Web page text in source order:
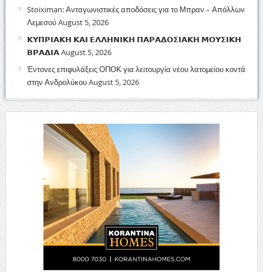
Stoiximan: Ανταγωνιστικές αποδόσεις για το Μπραν – Απόλλων
ΛεμεσούAugust 5, 2026
𝝟𝝪𝝥𝝦𝝞𝝖𝝟𝝜 𝝟𝝖𝝞 𝝚𝝠𝝠𝝜𝝢𝝞𝝟𝝜 𝝥𝝖𝝦𝝖𝝙𝝤𝝨𝝞𝝖𝝟𝝜 𝝡𝝤𝝪𝝨𝝞𝝟𝝜
𝝗𝝦𝝖𝝙𝝞𝝖August 5, 2026
Έντονες επιφυλάξεις ΟΠΟΚ για λειτουργία νέου λατομείου κοντά
στην ΑνδρολύκουAugust 5, 2026